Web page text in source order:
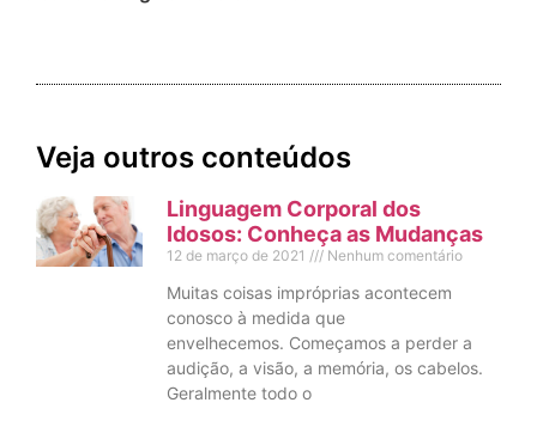
Veja outros conteúdos
Linguagem Corporal dos
Idosos: Conheça as Mudanças
12 de março de 2021 Nenhum comentário
Muitas coisas impróprias acontecem
conosco à medida que
envelhecemos. Começamos a perder a
audição, a visão, a memória, os cabelos.
Geralmente todo o